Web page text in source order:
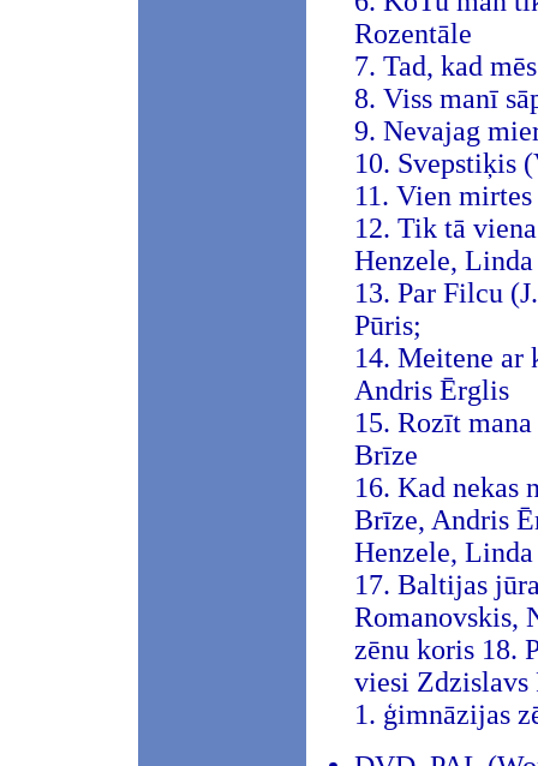
Rozentāle
7. Tad, kad
8. Viss manī
9. Nevajag
10. Svepstiķis
11. Vien
12. Tik tā
Henzele,
13. Par Filcu
Pūris;
14. Meitene ar
Andris Ērglis
15. Rozīt
Brīze
16. Kad nekas
Brīze, Andris
Henzele,
17. Baltijas
Romanovskis,
zēnu koris 18.
viesi Zdzislavs
1. ģimnāzijas